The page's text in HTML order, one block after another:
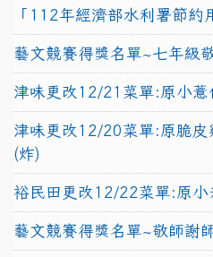
「112年經濟部水利署節約
藝文競賽得獎名單~七年級
津味更改12/21菜單:原小薏
津味更改12/20菜單:原脆皮
(炸)
裕民田更改12/22菜單:原小
藝文競賽得獎名單~敬師謝